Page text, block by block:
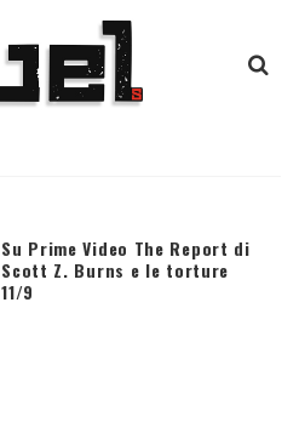
Su Prime Video The Report di
Scott Z. Burns e le torture
11/9